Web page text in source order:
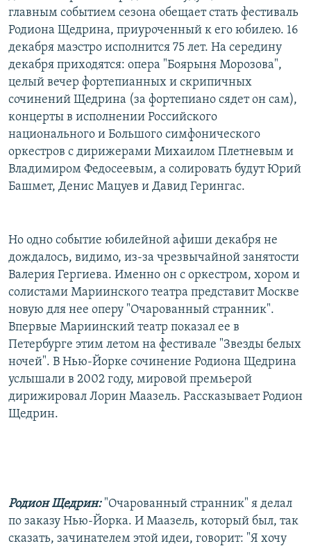
главным событием сезона обещает стать фестиваль
Родиона Щедрина, приуроченный к его юбилею. 16
декабря маэстро исполнится 75 лет. На середину
декабря приходятся: опера "Боярыня Морозова",
целый вечер фортепианных и скрипичных
сочинений Щедрина (за фортепиано сядет он сам),
концерты в исполнении Российского
национального и Большого симфонического
оркестров с дирижерами Михаилом Плетневым и
Владимиром Федосеевым, а солировать будут Юрий
Башмет, Денис Мацуев и Давид Герингас.
Но одно событие юбилейной афиши декабря не
дождалось, видимо, из-за чрезвычайной занятости
Валерия Гергиева. Именно он с оркестром, хором и
солистами Мариинского театра представит Москве
новую для нее оперу "Очарованный странник".
Впервые Мариинский театр показал ее в
Петербурге этим летом на фестивале "Звезды белых
ночей". В Нью-Йорке сочинение Родиона Щедрина
услышали в 2002 году, мировой премьерой
дирижировал Лорин Маазель. Рассказывает Родион
Щедрин.
Родион Щедрин: "Очарованный странник" я делал
по заказу Нью-Йорка. И Маазель, который был, так
сказать, зачинателем этой идеи, говорит: "Я хочу